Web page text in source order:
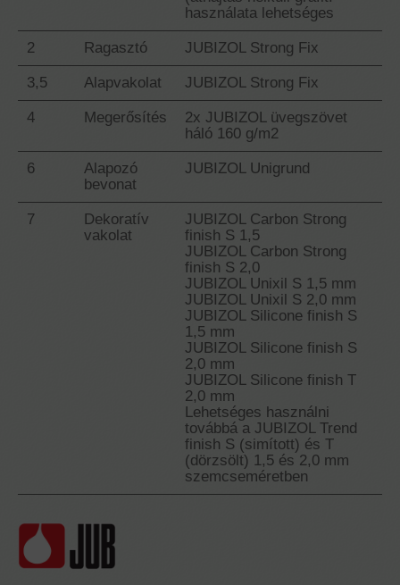
használata lehetséges
2 Ragasztó JUBIZOL Strong Fix
3,5 Alapvakolat JUBIZOL Strong Fix
4 Megerősítés
2x JUBIZOL üvegszövet
háló 160 g/m2
6
Alapozó
bevonat
JUBIZOL Unigrund
7
Dekoratív
vakolat
JUBIZOL Carbon Strong
finish S 1,5
JUBIZOL Carbon Strong
finish S 2,0
JUBIZOL Unixil S 1,5 mm
JUBIZOL Unixil S 2,0 mm
JUBIZOL Silicone finish S
1,5 mm
JUBIZOL Silicone finish S
2,0 mm
JUBIZOL Silicone finish T
2,0 mm
Lehetséges használni
továbbá a JUBIZOL Trend
finish S (simított) és T
(dörzsölt) 1,5 és 2,0 mm
szemcseméretben